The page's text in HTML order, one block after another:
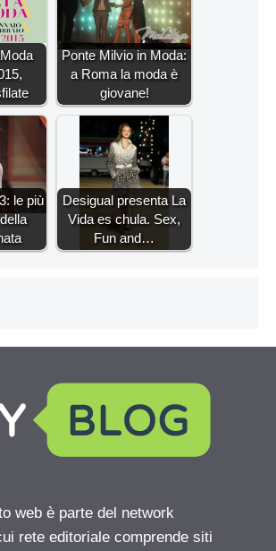
Ponte Milvio in Moda:
a Roma la moda è
giovane!
le più
Desigual presenta La
Vida es chula. Sex,
Fun and…
web è parte del network
rete editoriale comprende siti